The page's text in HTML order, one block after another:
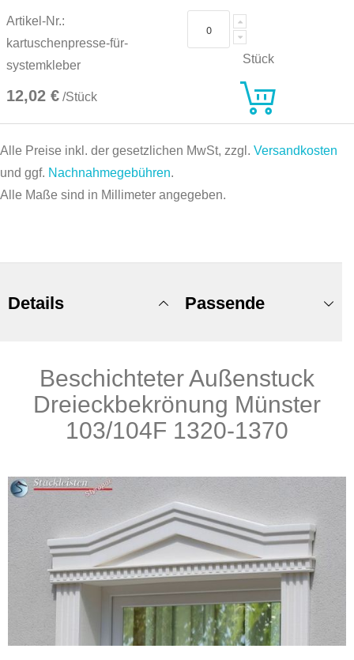
Artikel-Nr.:
kartuschenpresse-für-
systemkleber
12,02 € /Stück
Stück
Alle Preise inkl. der gesetzlichen MwSt, zzgl. Versandkosten
und ggf. Nachnahmegebühren.
Alle Maße sind in Millimeter angegeben.
Details
Beschichteter Außenstuck
Dreieckbekrönung Münster
103/104F 1320-1370
Passende
Produkte